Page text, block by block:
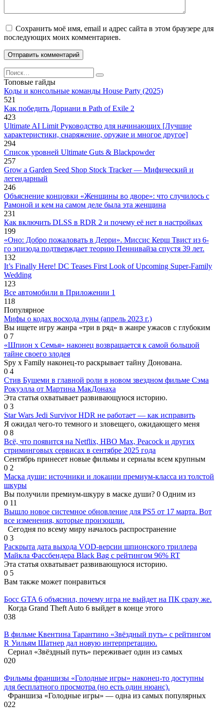
Сохранить моё имя, email и адрес сайта в этом браузере для
последующих моих комментариев.
Search
for:
Топовые гайды
Коды и консольные команды House Party (2025)
521
Как победить Дориани в Path of Exile 2
423
Ultimate AI Limit Руководство для начинающих [Лучшие
характеристики, снаряжение, оружие и многое другое]
294
Список уровней Ultimate Guts & Blackpowder
257
Grow a Garden Seed Shop Stock Tracker — Мифический и
легендарный
246
Объяснение концовки «Женщины во дворе»: что случилось с
Рамоной и кем на самом деле была эта женщина
231
Как включить DLSS в RDR 2 и почему её нет в настройках
199
«Оно: Добро пожаловать в Дерри». Миссис Керш Твист из 6-
го эпизода подтверждает теорию Пеннивайза спустя 39 лет.
132
It’s Finally Here! DC Teases First Look of Upcoming Super-Family
Wedding
123
Все автомобили в Приложении 1
118
Популярное
Мифы о кодах восхода луны (апрель 2023 г.)
Вы ищете игру жанра «три в ряд» в жанре ужасов с глубоким
0 7
«Шпион х Семья» наконец возвращается к самой большой
тайне своего злодея
Spy x Family наконец-то раскрывает тайну Донована.
0 4
Стив Бушеми в главной роли в новом звездном фильме Сэма
Рокуэлла от Мартина МакДонаха
Эта статья охватывает развивающуюся историю.
0 3
Star Wars Jedi Survivor HDR не работает — как исправить
Я ожидал чего-то темного и зловещего, ожидающего меня
0 8
Всё, что появится на Netflix, HBO Max, Peacock и других
стриминговых сервисах в сентябре 2025 года
Сентябрь принесет новые фильмы и сериалы всем крупным
0 2
Маска души: источники и локации премиум-класса из толстой
шкуры
Вы получили премиум-шкуру в маске души? 0 Одним из
0 11
Вышло новое системное обновление для PS5 от 17 марта. Вот
все изменения, которые произошли.
Сегодня по всему миру началось распространение
0 3
Раскрыта дата выхода VOD-версии шпионского триллера
Майкла Фассбендера Black Bag с рейтингом 96% RT
Эта статья охватывает развивающуюся историю.
0 5
Вам также может понравиться
Босс GTA 6 объяснил, почему игра не выйдет на ПК сразу же.
Когда Grand Theft Auto 6 выйдет в конце этого
038
В фильме Квентина Тарантино «Звёздный путь» с рейтингом
R Уильям Шатнер дал новую интерпретацию.
Сериал «Звёздный путь» переживает один из самых
020
Фильмы франшизы «Голодные игры» наконец-то доступны
для бесплатного просмотра (но есть один нюанс).
Франшиза «Голодные игры» — одна из самых популярных
022